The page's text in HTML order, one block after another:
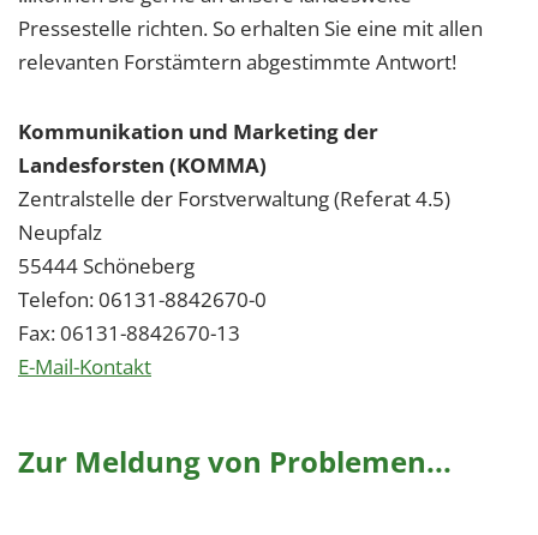
Pressestelle richten. So erhalten Sie eine mit allen
relevanten Forstämtern abgestimmte Antwort!
Kommunikation und Marketing der
Landesforsten (KOMMA)
Zentralstelle der Forstverwaltung (Referat 4.5)
Neupfalz
55444 Schöneberg
Telefon: 06131-8842670-0
Fax: 06131-8842670-13
E-Mail-Kontakt
Zur Meldung von Problemen...